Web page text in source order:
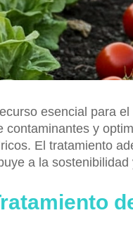
esencial para
contaminantes y
El tratamiento
a la